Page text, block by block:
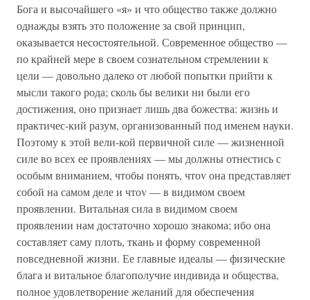
Бога и высочайшего «я» и что общество также должно
однажды взять это положение за свой принцип,
оказывается несостоятельной. Современное общество —
по крайней мере в своем сознательном стремлении к
цели — довольно далеко от любой попытки прийти к
мысли такого рода; сколь бы велики ни были его
достижения, оно признает лишь два божества: жизнь и
практичес-кий разум, организованный под именем науки.
Поэтому к этой вели-кой первичной силе — жизненной
силе во всех ее проявлениях — мы должны отнестись с
особым вниманием, чтобы понять, чтоv она представляет
собой на самом деле и чтоv — в видимом своем
проявлении. Витальная сила в видимом своем
проявлении нам достаточно хорошо знакома; ибо она
составляет саму плоть, ткань и форму современной
повседневной жизни. Ее главные идеалы — физические
блага и витальное благополучие индивида и общества,
полное удовлетворение желаний для обеспечения